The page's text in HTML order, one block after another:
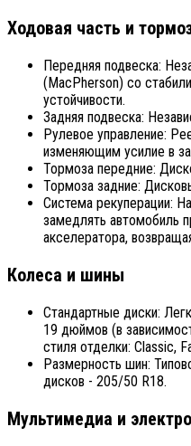
Ходовая часть и
Передняя подвеска:
(MacPherson) со
устойчивости.
Задняя подвеска:
Рулевое управление:
изменяющим усилие в
Тормоза передние:
Тормоза задние:
Система рекуперации:
замедлять автомобиль
акселератора,
Колеса и шины
Стандартные диски:
19 дюймов (в
стиля отделки: Classic,
Размерность шин:
дисков - 205/50 R18.
Мультимедиа и